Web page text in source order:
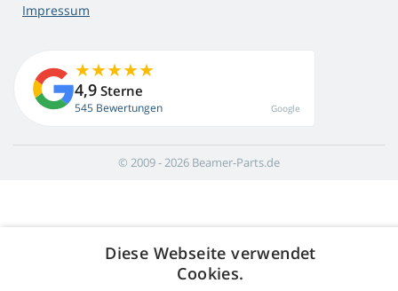
Impressum
4,9 Sterne
545 Bewertungen Google
© 2009 - 2026 Beamer-Parts.de
Diese Webseite verwendet
Cookies.